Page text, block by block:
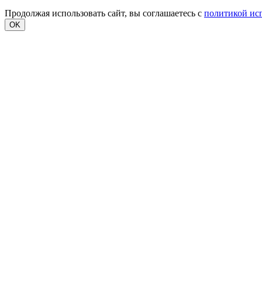
Продолжая использовать сайт, вы соглашаетесь с политикой
OK